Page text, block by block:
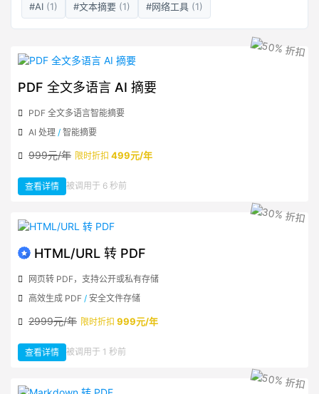
#AI (1) #文本摘要 (1) #网络工具 (1)
PDF 全文多语言 AI 摘要
PDF 全文多语言智能摘要
AI 处理 / 智能摘要
999元/年 限时折扣 499元/年
查看详情 ：
PDF
语
言
要
被调用于 6 秒前
HTML/URL 转 PDF
网页转 PDF，支持公开或私有存储
高效生成 PDF / 安全文件存储
2999元/年 限时折扣 999元/年
查看详情 ：
HTML/URL
被调用于 1 秒前